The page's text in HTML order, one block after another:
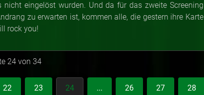
eingelöst wurden. Und da für das zweite Screening
zu erwarten ist, kommen alle, die gestern ihre Karte
rock you!
24 von 34
22 23 24 ... 26 27 28